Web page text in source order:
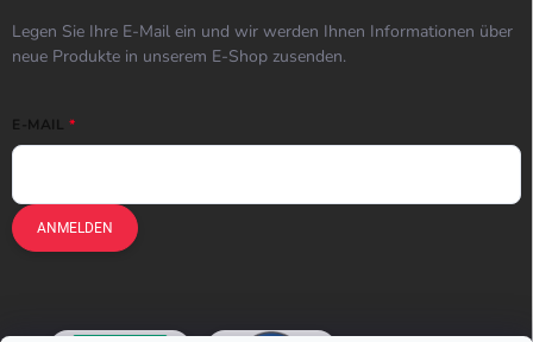
Legen Sie Ihre E-Mail ein und wir werden Ihnen Informationen über
neue Produkte in unserem E-Shop zusenden.
E-MAIL
ANMELDEN